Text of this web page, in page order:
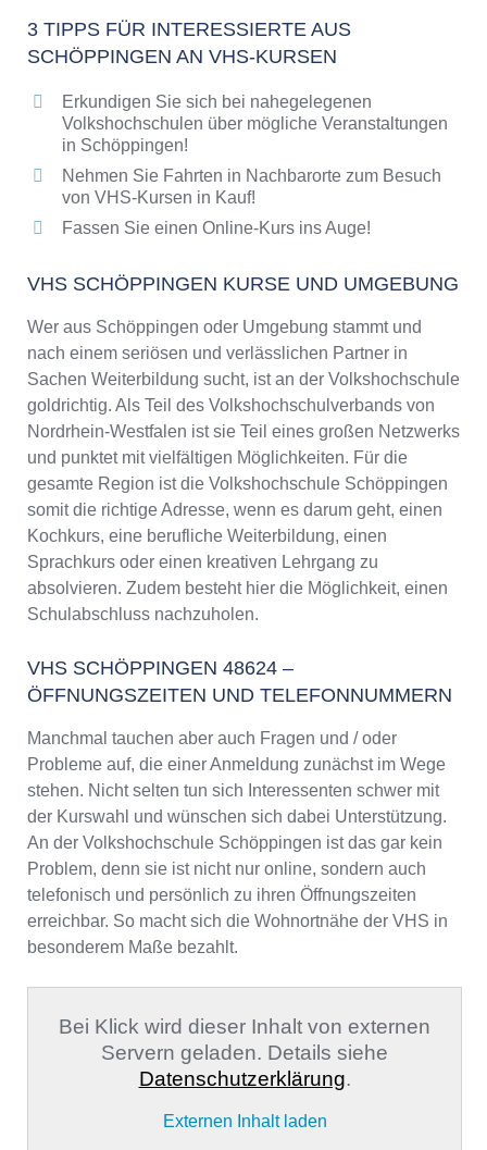
3 TIPPS FÜR INTERESSIERTE AUS
SCHÖPPINGEN AN VHS-KURSEN
Erkundigen Sie sich bei nahegelegenen
Volkshochschulen über mögliche Veranstaltungen
in Schöppingen!
Nehmen Sie Fahrten in Nachbarorte zum Besuch
von VHS-Kursen in Kauf!
Fassen Sie einen Online-Kurs ins Auge!
VHS SCHÖPPINGEN KURSE UND UMGEBUNG
Wer aus Schöppingen oder Umgebung stammt und
nach einem seriösen und verlässlichen Partner in
Sachen Weiterbildung sucht, ist an der Volkshochschule
goldrichtig. Als Teil des Volkshochschulverbands von
Nordrhein-Westfalen ist sie Teil eines großen Netzwerks
und punktet mit vielfältigen Möglichkeiten. Für die
gesamte Region ist die Volkshochschule Schöppingen
somit die richtige Adresse, wenn es darum geht, einen
Kochkurs, eine berufliche Weiterbildung, einen
Sprachkurs oder einen kreativen Lehrgang zu
absolvieren. Zudem besteht hier die Möglichkeit, einen
Schulabschluss nachzuholen.
VHS SCHÖPPINGEN 48624 –
ÖFFNUNGSZEITEN UND TELEFONNUMMERN
Manchmal tauchen aber auch Fragen und / oder
Probleme auf, die einer Anmeldung zunächst im Wege
stehen. Nicht selten tun sich Interessenten schwer mit
der Kurswahl und wünschen sich dabei Unterstützung.
An der Volkshochschule Schöppingen ist das gar kein
Problem, denn sie ist nicht nur online, sondern auch
telefonisch und persönlich zu ihren Öffnungszeiten
erreichbar. So macht sich die Wohnortnähe der VHS in
besonderem Maße bezahlt.
Bei Klick wird dieser Inhalt von externen
Servern geladen. Details siehe
Datenschutzerklärung.
Externen Inhalt laden